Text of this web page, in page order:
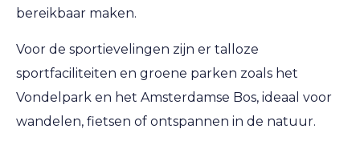
bereikbaar maken.
Voor de sportievelingen zijn er talloze
sportfaciliteiten en groene parken zoals het
Vondelpark en het Amsterdamse Bos, ideaal voor
wandelen, fietsen of ontspannen in de natuur.